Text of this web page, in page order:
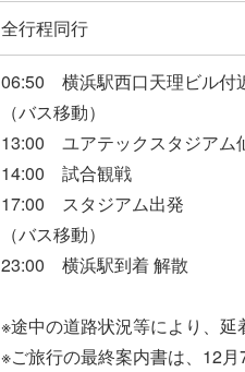
全行程同行
06:50 横浜駅西口天理ビル付
（バス移動）
13:00 ユアテックスタジアム
14:00 試合観戦
17:00 スタジアム出発
（バス移動）
23:00 横浜駅到着 解散
※途中の道路状況等により、延
※ご旅行の最終案内書は、12